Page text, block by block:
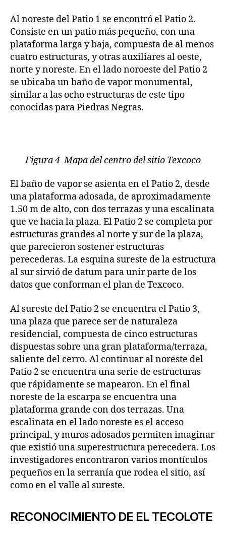
Al noreste del Patio 1 se encontró el Patio 2.
Consiste en un patio más pequeño, con una
plataforma larga y baja, compuesta de al menos
cuatro estructuras, y otras auxiliares al oeste,
norte y noreste. En el lado noroeste del Patio 2
se ubicaba un baño de vapor monumental,
similar a las ocho estructuras de este tipo
conocidas para Piedras Negras.
Figura 4 Mapa del centro del sitio Texcoco
El baño de vapor se asienta en el Patio 2, desde
una plataforma adosada, de aproximadamente
1.50 m de alto, con dos terrazas y una escalinata
que ve hacia la plaza. El Patio 2 se completa por
estructuras grandes al norte y sur de la plaza,
que parecieron sostener estructuras
perecederas. La esquina sureste de la estructura
al sur sirvió de datum para unir parte de los
datos que conforman el plan de Texcoco.
Al sureste del Patio 2 se encuentra el Patio 3,
una plaza que parece ser de naturaleza
residencial, compuesta de cinco estructuras
dispuestas sobre una gran plataforma/terraza,
saliente del cerro. Al continuar al noreste del
Patio 2 se encuentra una serie de estructuras
que rápidamente se mapearon. En el final
noreste de la escarpa se encuentra una
plataforma grande con dos terrazas. Una
escalinata en el lado noreste es el acceso
principal, y muros adosados permiten imaginar
que existió una superestructura perecedera. Los
investigadores encontraron varios montículos
pequeños en la serranía que rodea el sitio, así
como en el valle al sureste.
RECONOCIMIENTO DE EL TECOLOTE